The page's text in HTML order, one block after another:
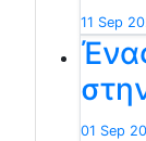
11 Sep
01 Sep